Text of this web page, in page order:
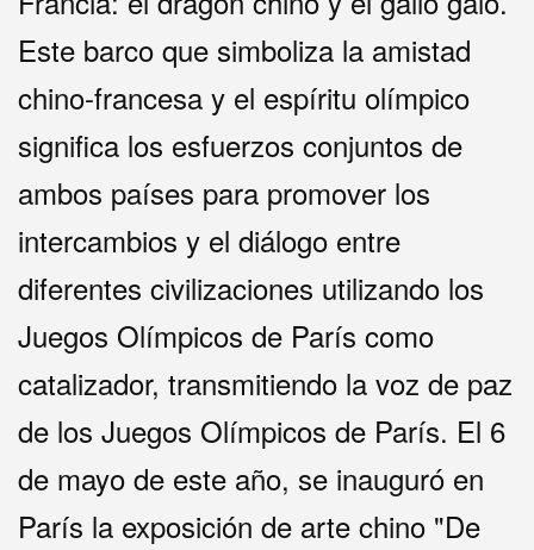
Este barco que simboliza la amistad
chino-francesa y el espíritu olímpico
significa los esfuerzos conjuntos de
ambos países para promover los
intercambios y el diálogo entre
diferentes civilizaciones utilizando los
Juegos Olímpicos de París como
catalizador, transmitiendo la voz de paz
de los Juegos Olímpicos de París. El 6
de mayo de este año, se inauguró en
París la exposición de arte chino "De